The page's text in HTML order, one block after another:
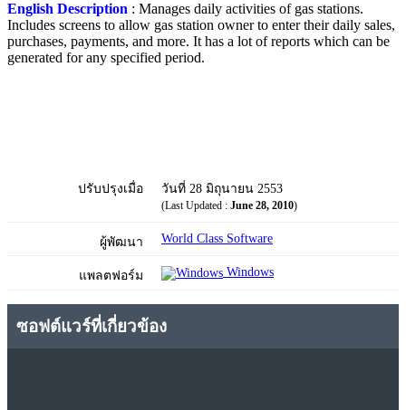
English Description : Manages daily activities of gas stations.
Includes screens to allow gas station owner to enter their daily sales,
purchases, payments, and more. It has a lot of reports which can be
generated for any specified period.
ปรับปรุงเมื่อ วันที่ 28 มิถุนายน 2553
(Last Updated : June 28, 2010)
ผู้พัฒนา World Class Software
แพลตฟอร์ม Windows
ซอฟต์แวร์ที่เกี่ยวข้อง